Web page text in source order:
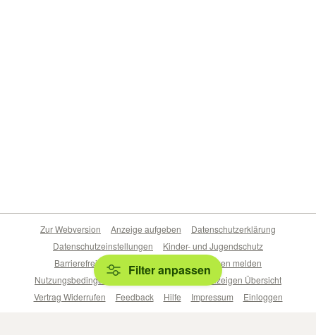
Filter anpassen
Zur Webversion Anzeige aufgeben
Datenschutzerklärung
Datenschutzeinstellungen
Kinder- und Jugendschutz
Barrierefreiheitserklärung
Sicherheitslücken melden
Nutzungsbedingungen
Beliebte Suchen
Anzeigen Übersicht
Vertrag Widerrufen
Feedback Hilfe Impressum Einloggen